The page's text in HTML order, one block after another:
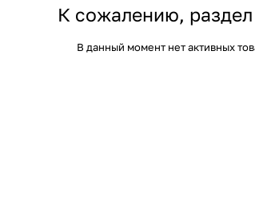
К сожалению, раздел
В данный момент нет активных